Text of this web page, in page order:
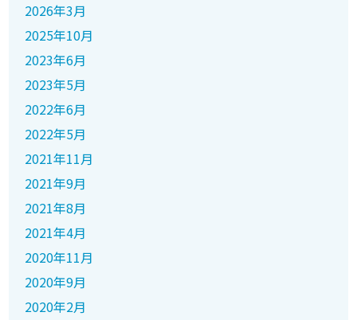
2026年3月
2025年10月
2023年6月
2023年5月
2022年6月
2022年5月
2021年11月
2021年9月
2021年8月
2021年4月
2020年11月
2020年9月
2020年2月